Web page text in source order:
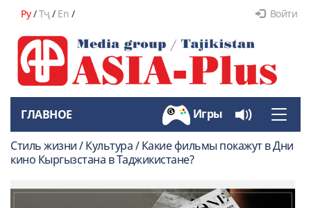
Ру/Тҷ/ En / Войти
Toggle
ГЛАВНОЕ Игры
Стиль жизни / Культура / Какие фильмы покажут в Дни
кино Кыргызстана в Таджикистане?